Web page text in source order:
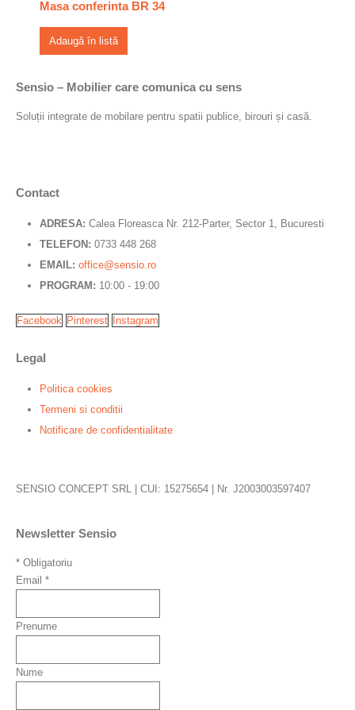
Masa conferinta BR 34
Adaugă în listă
Sensio – Mobilier care comunica cu sens
Soluții integrate de mobilare pentru spatii publice, birouri și casă.
Contact
ADRESA: Calea Floreasca Nr. 212-Parter, Sector 1, Bucuresti
TELEFON: 0733 448 268
EMAIL: office@sensio.ro
PROGRAM: 10:00 - 19:00
Facebook Pinterest Instagram
Legal
Politica cookies
Termeni si conditii
Notificare de confidentialitate
SENSIO CONCEPT SRL | CUI: 15275654 | Nr. J2003003597407
Newsletter Sensio
* Obligatoriu
Email *
Prenume
Nume